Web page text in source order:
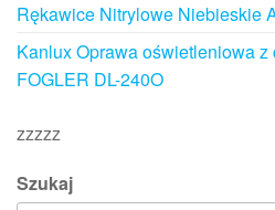
Rękawice Nitrylowe Niebieskie
Kanlux Oprawa oświetleniowa z
FOGLER DL-240O
zzzzz
Szukaj